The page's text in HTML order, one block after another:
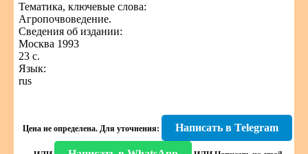
Тематика, ключевые слова:
Агропочвоведение.
Сведения об издании:
Москва 1993
23 с.
Язык:
rus
Цена не определена. Для уточнения: Написать в Telegram